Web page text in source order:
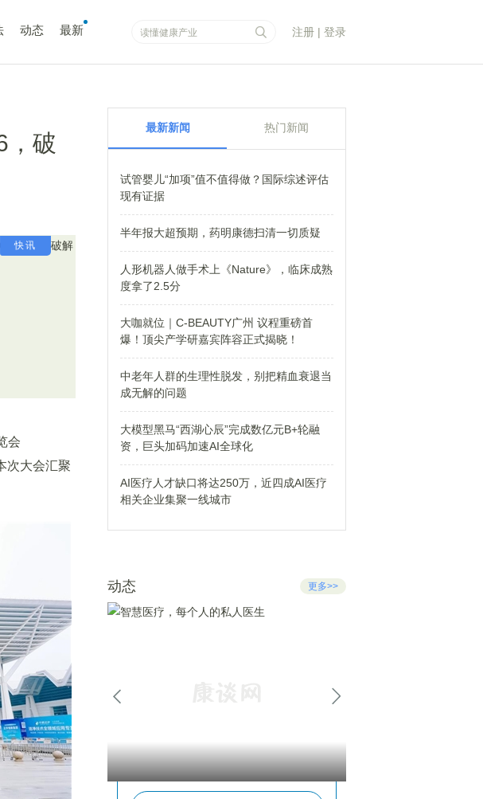
动态 最新 注册 | 登录
，破
快讯
会
次大会汇聚
最新新闻 热门新闻
试管婴儿“加项”值不值得做？国际综述评估
现有证据
半年报大超预期，药明康德扫清一切质疑
人形机器人做手术上《Nature》，临床成熟
度拿了2.5分
大咖就位｜C-BEAUTY广州 议程重磅首
爆！顶尖产学研嘉宾阵容正式揭晓！
中老年人群的生理性脱发，别把精血衰退当
成无解的问题
大模型黑马“西湖心辰”完成数亿元B+轮融
资，巨头加码加速AI全球化
AI医疗人才缺口将达250万，近四成AI医疗
相关企业集聚一线城市
动态 更多>>